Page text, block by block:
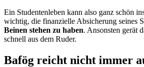
Ein Studentenleben kann also ganz schön
wichtig, die finanzielle Absicherung seines
Beinen stehen zu haben. Ansonsten gerät
schnell aus dem Ruder.
Bafög reicht nicht immer